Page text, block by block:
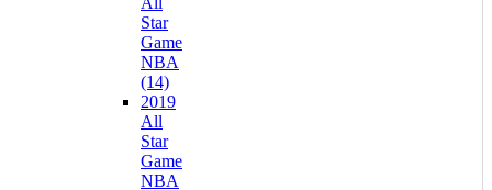
Star
Game
NBA
(14)
2019
All
Star
Game
NBA